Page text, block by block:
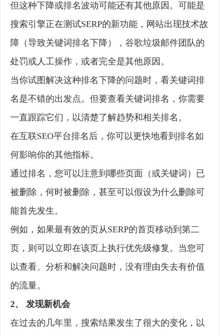
但这种下降或排名波动可能还有其他原因。可能是
搜索引擎正在测试SERP的新功能，网站出现技术故
障（导致关键词排名下降），谷歌垃圾邮件团队的
处罚或人工操作，或者完全是其他原因。
当你试图解决这种排名下降的问题时，看关键词排
名是不错的出发点。但要查看关键词排名，你需要
一直跟踪它们，以清楚了解趋势和相关排名。
在互联SEO平台排名后，你可以更快地看到排名如
何影响你的其他指标。
通过排名，您可以注意到哪些页面（或关键词）已
被删除，何时被删除，甚至可以假设为什么删除可
能首先发生。
例如，如果最有效的页从SERP的首页移动到第二
页，则可以立即在该页上执行优先级修复。当您可
以查看、分析和解决问题时，没有理由失去有价值
的流量。
2、 发现新机会
在过去的几年里，搜索结果发生了很大的变化，以